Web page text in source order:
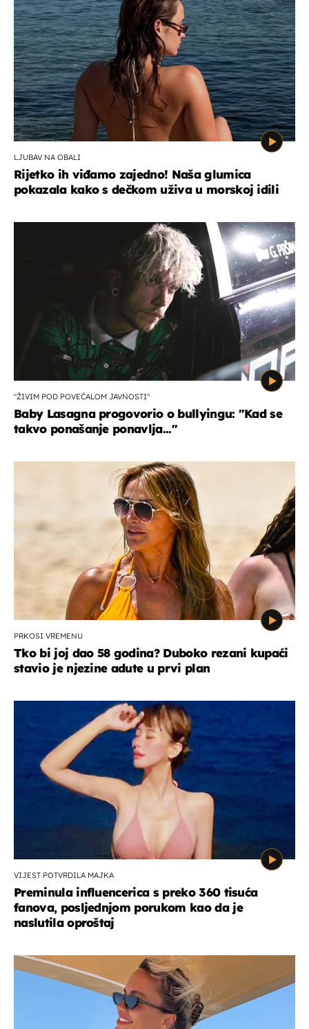
LJUBAV NA OBALI
Rijetko ih viđamo zajedno! Naša glumica
pokazala kako s dečkom uživa u morskoj idili
"ŽIVIM POD POVEĆALOM JAVNOSTI"
Baby Lasagna progovorio o bullyingu: "Kad se
takvo ponašanje ponavlja..."
PRKOSI VREMENU
Tko bi joj dao 58 godina? Duboko rezani kupaći
stavio je njezine adute u prvi plan
VIJEST POTVRDILA MAJKA
Preminula influencerica s preko 360 tisuća
fanova, posljednjom porukom kao da je
naslutila oproštaj